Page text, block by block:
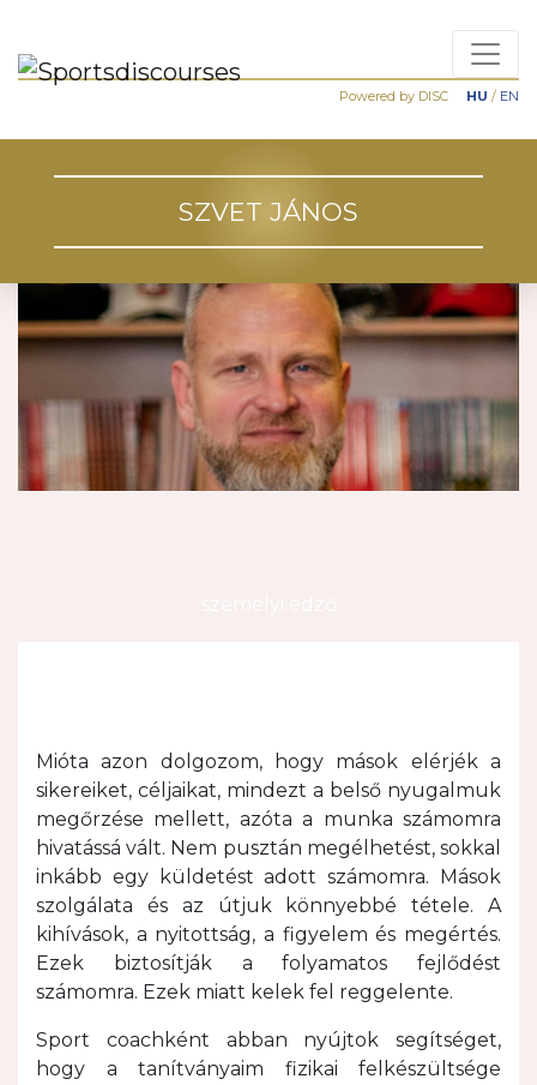
Powered by DISC HU / EN
SZVET JÁNOS
Mióta azon dolgozom, hogy mások elérjék a
sikereiket, céljaikat, mindezt a belső nyugalmuk
megőrzése mellett, azóta a munka számomra
hivatássá vált. Nem pusztán megélhetést, sokkal
inkább egy küldetést adott számomra. Mások
szolgálata és az útjuk könnyebbé tétele. A
kihívások, a nyitottság, a figyelem és megértés.
Ezek biztosítják a folyamatos fejlődést
számomra. Ezek miatt kelek fel reggelente.
Sport coachként abban nyújtok segítséget,
hogy a tanítványaim fizikai felkészültsége